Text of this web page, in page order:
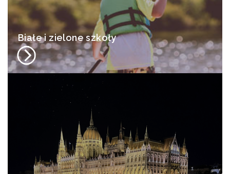
Białe i zielone szkoły